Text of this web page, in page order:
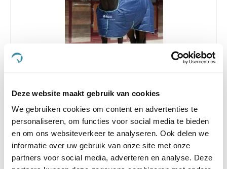
Deze website maakt gebruik van cookies
We gebruiken cookies om content en advertenties te
personaliseren, om functies voor social media te bieden
en om ons websiteverkeer te analyseren. Ook delen we
informatie over uw gebruik van onze site met onze
partners voor social media, adverteren en analyse. Deze
Liner Bucas Quilt SD Pony 150g 85/110
Nog maar 2 beschikbaar
€ 115,00 € 97,75